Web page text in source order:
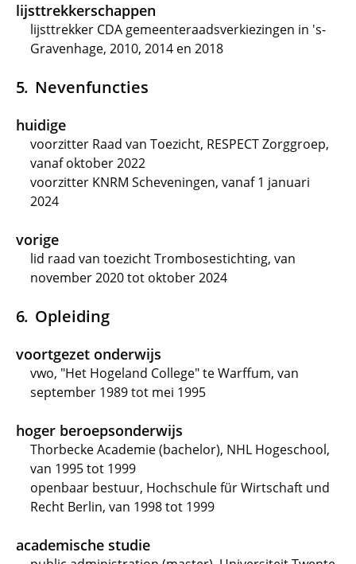
lijsttrekkerschappen
lijsttrekker CDA gemeenteraadsverkiezingen in 's-
Gravenhage, 2010, 2014 en 2018
Nevenfuncties
huidige
voorzitter Raad van Toezicht, RESPECT Zorggroep,
vanaf oktober 2022
voorzitter KNRM Scheveningen, vanaf 1 januari
2024
vorige
lid raad van toezicht Trombosestichting, van
november 2020 tot oktober 2024
Opleiding
voortgezet onderwijs
vwo, "Het Hogeland College" te Warffum, van
september 1989 tot mei 1995
hoger beroepsonderwijs
Thorbecke Academie (bachelor), NHL Hogeschool,
van 1995 tot 1999
openbaar bestuur, Hochschule für Wirtschaft und
Recht Berlin, van 1998 tot 1999
academische studie